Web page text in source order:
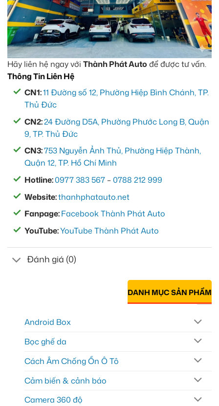
Hãy liên hệ ngay với Thành Phát Auto để được tư vấn.
Thông Tin Liên Hệ
CN1:11 Đường số 12, Phường Hiệp Bình Chánh, TP.
Thủ Đức
CN2:24 Đường D5A, Phường Phước Long B, Quận
9, TP. Thủ Đức
CN3:753 Nguyễn Ảnh Thủ, Phường Hiệp Thành,
Quận 12, TP. Hồ Chí Minh
Hotline:0977 383 567 –0788 212 999
Website:thanhphatauto.net
Fanpage:Facebook Thành Phát Auto
YouTube:YouTube Thành Phát Auto
Đánh giá (0)
DANH MỤC SẢN PHẨM
Android Box
Bọc ghế da
Cách Âm Chống Ồn Ô Tô
Cảm biến & cảnh báo
Camera 360 độ